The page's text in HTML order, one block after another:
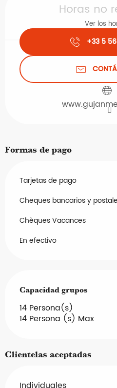
Horas no
Ver los
+33 5
Formas de pago
Tarjetas de pago
Cheques bancarios y
Chèques Vacances
En efectivo
Capacidad grupos
Capacidad grupos
14 Persona(s)
14 Persona (s) Max
Clientelas aceptadas